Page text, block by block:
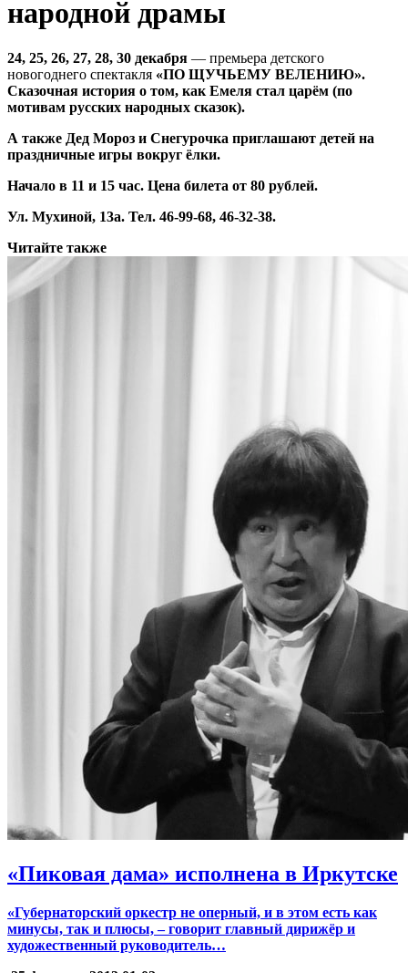
народной драмы
24, 25, 26, 27, 28, 30 декабря — премьера детского
новогоднего спектакля «ПО ЩУЧЬЕМУ ВЕЛЕНИЮ».
Сказочная история о том, как Емеля стал царём (по
мотивам русских народных сказок).
А также Дед Мороз и Снегурочка приглашают детей на
праздничные игры вокруг ёлки.
Начало в 11 и 15 час. Цена билета от 80 рублей.
Ул. Мухиной, 13а. Тел. 46-99-68, 46-32-38.
Читайте также
«Пиковая дама» исполнена в Иркутске
«Губернаторский оркестр не оперный, и в этом есть как
минусы, так и плюсы, – говорит главный дирижёр и
художественный руководитель…